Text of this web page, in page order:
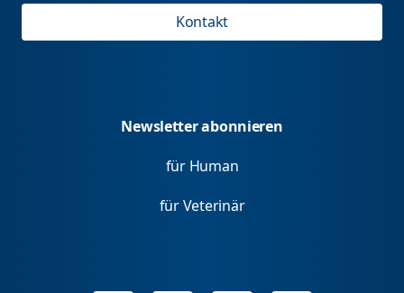
Kontakt
Newsletter abonnieren
für Human
für Veterinär